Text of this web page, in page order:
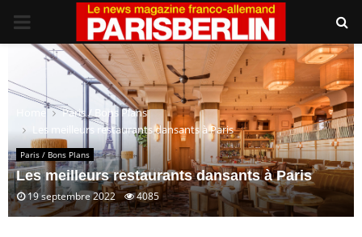
PRIMARY
MENU
Home
Paris / Bons Plans
Les meilleurs restaurants dansants à Paris
Paris / Bons Plans
Les meilleurs restaurants dansants à Paris
19 septembre 2022 4085